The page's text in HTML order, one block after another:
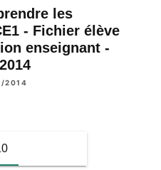
les
- Fichier élève
enseignant -
2014